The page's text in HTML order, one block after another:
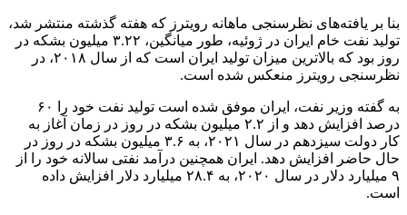
بنا بر یافته‌های نظرسنجی ماهانه رویترز که هفته گذشته منتشر شد،
تولید نفت خام ایران در ژوئیه، طور میانگین، ۳.۲۲ میلیون بشکه در
روز بود که بالاترین میزان تولید ایران است که از سال ۲۰۱۸، در
نظرسنجی رویترز منعکس شده است.
به گفته وزیر نفت، ایران موفق شده است تولید نفت خود را ۶۰
درصد افزایش دهد و از ۲.۲ میلیون بشکه در روز در زمان آغاز به
کار دولت سیزدهم در سال ۲۰۲۱، به ۳.۶ میلیون بشکه در روز در
حال حاضر افزایش دهد. ایران همچنین درآمد نفتی سالانه خود را از
۹ میلیارد دلار در سال ۲۰۲۰، به ۲۸.۴ میلیارد دلار افزایش داده
است.